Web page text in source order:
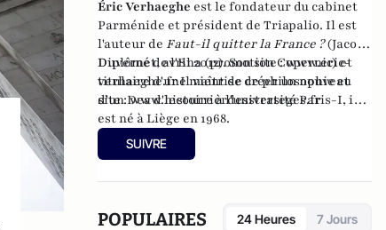
Éric Verhaeghe est le fondateur du cabinet
Parménide et président deTriapalio. Il est
l'auteur de Faut-il quitter la France ?(Jacob-
Duvernet, avril 2012). Son site :www.eric-
verhaeghe.frIl vient de créer un nouveau
site :www.lecourrierdesstrateges.fr
Diplômé de l'Ena (promotion Copernic) et
titulaire d'une maîtrise de philosophie et
d'un Dea d'histoire à l'université Paris-I, il
est né à Liège en 1968.
SUIVRE
POPULAIRES 24 Heures 7 Jours